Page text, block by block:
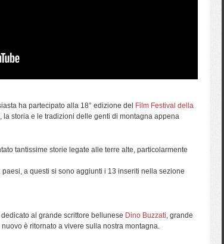
ha partecipato alla 18° edizione del
Film Festival della
la storia e le tradizioni delle genti di montagna appena
tantissime storie legate alle terre alte, particolarmente
a questi si sono aggiunti i 13 inseriti nella sezione
al grande scrittore bellunese Dino Buzzati, grande
è ritornato a vivere sulla nostra montagna.